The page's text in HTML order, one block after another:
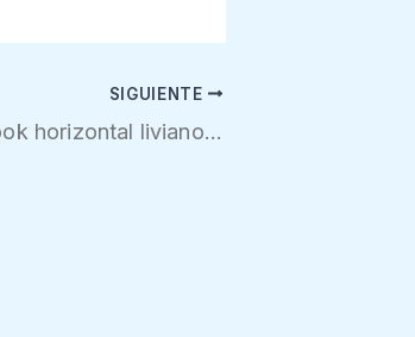
SIGUIENTE
SOFA , look horizontal liviano con diván 3 suaves cojines para una comodidad óptima ideal para espacios que invitan al descanso .Rfe.S 008